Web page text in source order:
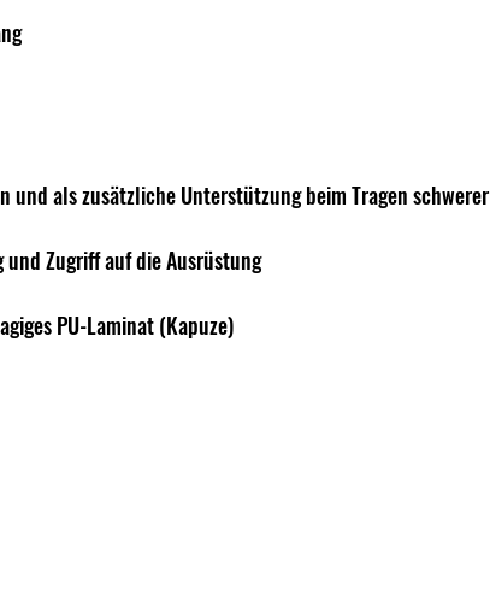
und als zusätzliche Unterstützung beim Tragen schwerer
Zugriff auf die Ausrüstung
PU-Laminat (Kapuze)